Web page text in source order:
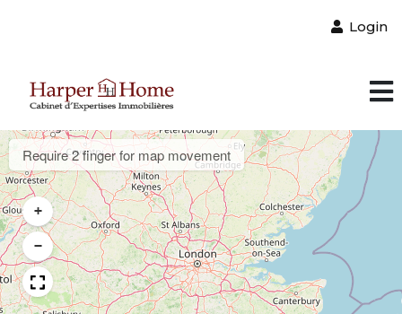
Login
+
−
Require 2 finger for map movement